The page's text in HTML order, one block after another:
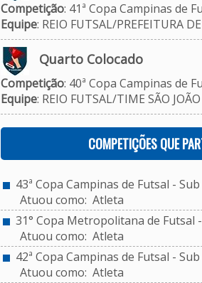
Competição: 41ª Copa Campinas de
Equipe: REIO FUTSAL/PREFEITURA
Quarto Colocado
Competição: 40ª Copa Campinas de
Equipe: REIO FUTSAL/TIME SÃO
COMPETIÇÕES QUE
43ª Copa Campinas de Futsal - Sub
Atuou como: Atleta
31° Copa Metropolitana de Futsal -
Atuou como: Atleta
42ª Copa Campinas de Futsal - Sub
Atuou como: Atleta